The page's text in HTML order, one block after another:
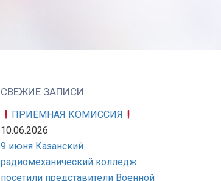
СВЕЖИЕ ЗАПИСИ
ПРИЕМНАЯ КОМИССИЯ
10.06.2026
9 июня Казанский
радиомеханический колледж
посетили представители Военной